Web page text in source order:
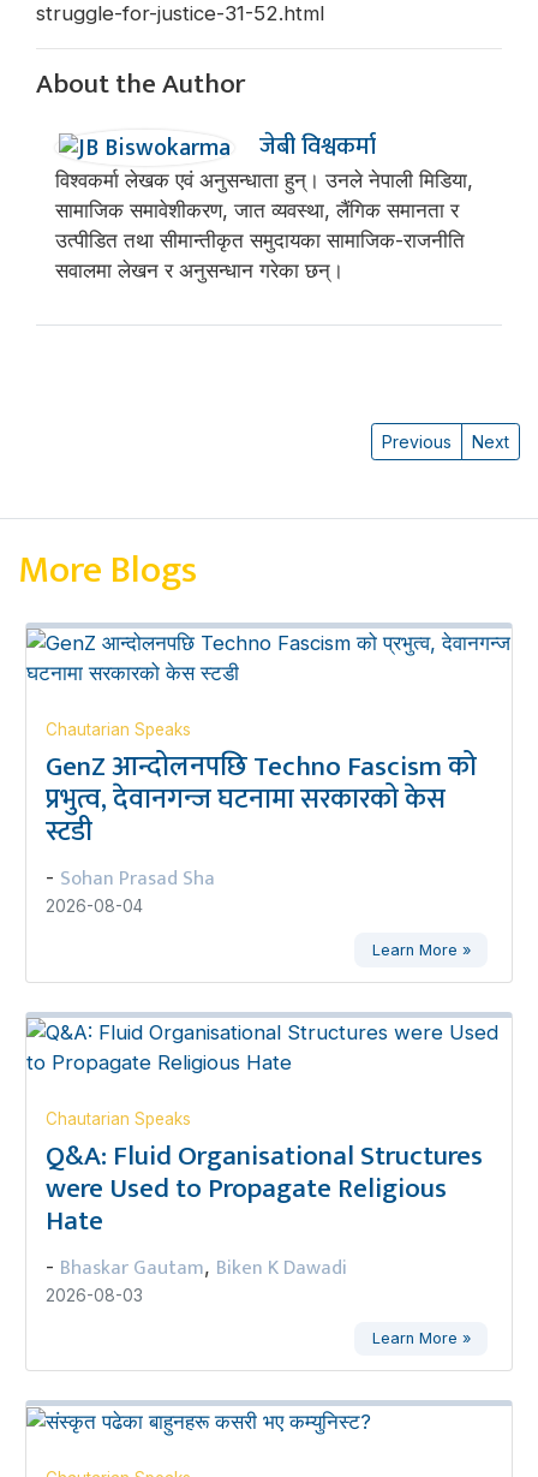
struggle-for-justice-31-52.html
About the Author
जेबी विश्वकर्मा
विश्वकर्मा लेखक एवं अनुसन्धाता हुन्। उनले नेपाली मिडिया,
सामाजिक समावेशीकरण, जात व्यवस्था, लैंगिक समानता र
उत्पीडित तथा सीमान्तीकृत समुदायका सामाजिक-राजनीति
सवालमा लेखन र अनुसन्धान गरेका छन्।
Previous Next
More Blogs
Chautarian Speaks
GenZ आन्दोलनपछि Techno Fascism को
प्रभुत्व, देवानगन्ज घटनामा सरकारको केस
स्टडी
- Sohan Prasad Sha
2026-08-04
Learn More »
Chautarian Speaks
Q&A: Fluid Organisational Structures
were Used to Propagate Religious
Hate
- Bhaskar Gautam, Biken K Dawadi
2026-08-03
Learn More »